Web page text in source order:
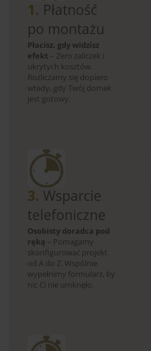
1. Płatność
po montażu
Płacisz, gdy widzisz
efekt – Zero zaliczek i
ukrytych kosztów.
Rozliczamy się dopiero
wtedy, gdy Twój domek
jest gotowy.
3. Wsparcie
telefoniczne
Osobisty doradca pod
ręką – Pomagamy
skonfigurować projekt
od A do Z. Wspólnie
wypełnimy formularz, by
nic Ci nie umknęło.